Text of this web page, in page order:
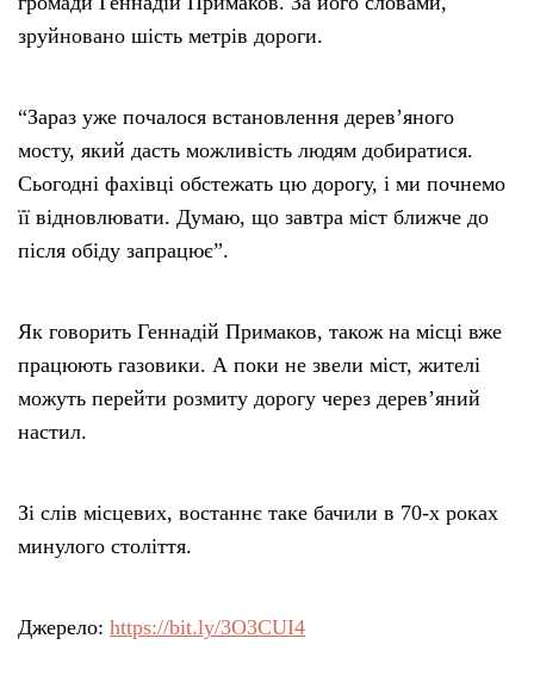
зруйновано шість метрів дороги.
“Зараз уже почалося встановлення дерев’яного
мосту, який дасть можливість людям добиратися.
Сьогодні фахівці обстежать цю дорогу, і ми почнемо
її відновлювати. Думаю, що завтра міст ближче до
після обіду запрацює”.
Як говорить Геннадій Примаков, також на місці вже
працюють газовики. А поки не звели міст, жителі
можуть перейти розмиту дорогу через дерев’яний
настил.
Зі слів місцевих, востаннє таке бачили в 70-х роках
минулого століття.
Джерело: https://bit.ly/3O3CUI4